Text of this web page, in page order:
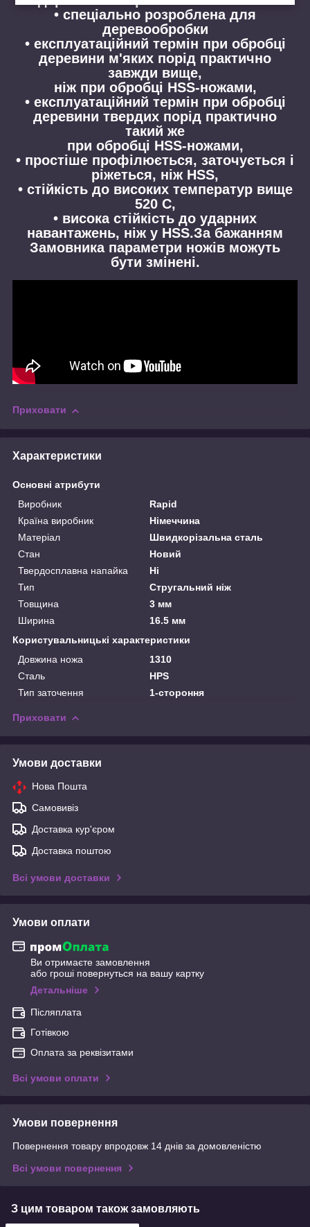
• спеціально розроблена для
деревообробки
• експлуатаційний термін при обробці
деревини м'яких порід практично
завжди вище,
ніж при обробці HSS-ножами,
• експлуатаційний термін при обробці
деревини твердих порід практично
такий же
при обробці HSS-ножами,
• простіше профілюється, заточується і
ріжеться, ніж HSS,
• стійкість до високих температур вище
520 С,
• висока стійкість до ударних
навантажень, ніж у HSS.За бажанням
Замовника параметри ножів можуть
бути змінені.
Приховати
Характеристики
Основні атрибути
Виробник
Rapid
Країна виробник
Німеччина
Матеріал
Швидкорізальна сталь
Стан
Новий
Твердосплавна напайка
Ні
Тип
Стругальний ніж
Товщина
3 мм
Ширина
16.5 мм
Користувальницькі характеристики
Довжина ножа
1310
Сталь
HPS
Тип заточення
1-стороння
Приховати
Умови доставки
Нова Пошта
Самовивіз
Доставка кур'єром
Доставка поштою
Всі умови доставки
Умови оплати
Ви отримаєте замовлення
або гроші повернуться на вашу картку
Детальніше
Післяплата
Готівкою
Оплата за реквізитами
Всі умови оплати
Умови повернення
Повернення товару впродовж 14 днів за домовленістю
Всі умови повернення
З цим товаром також замовляють